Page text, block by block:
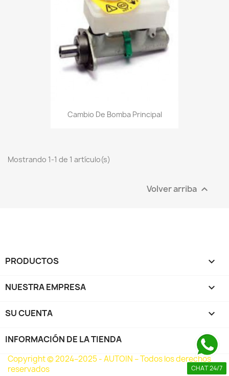
Cambio De Bomba Principal
Mostrando 1-1 de 1 artículo(s)
Volver arriba 
PRODUCTOS 
NUESTRA EMPRESA 
SU CUENTA 
INFORMACIÓN DE LA TIENDA keyboard_arrow_down
CHAT 24/7
Copyright © 2024–2025 - AUTOIN – Todos los derechos
reservados